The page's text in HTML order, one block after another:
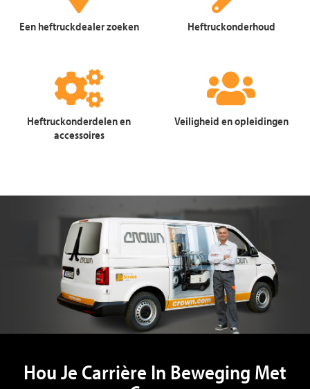
Een heftruckdealer zoeken Heftruckonderhoud
Heftruckonderdelen en
accessoires
Veiligheid en opleidingen
Hou Je Carrière In Beweging Met